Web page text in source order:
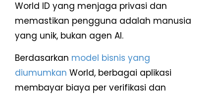
World ID yang menjaga privasi dan
memastikan pengguna adalah manusia
yang unik, bukan agen AI.
Berdasarkan model bisnis yang
diumumkan World, berbagai aplikasi
membayar biaya per verifikasi dan